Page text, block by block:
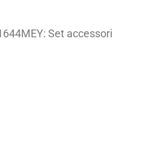
Set accessori